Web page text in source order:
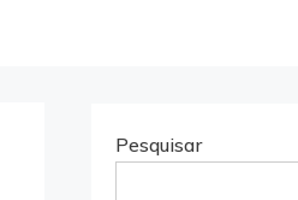
Pesquisar